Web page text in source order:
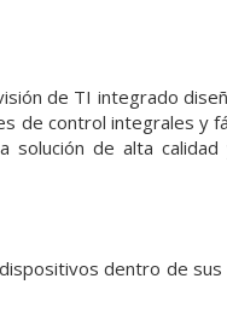
de TI integrado
de control integrales y
solución de alta
dentro de